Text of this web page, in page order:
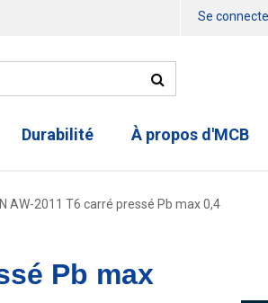
Se
Durabilité À propos d'MCB
AW-2011 T6 carré pressé Pb max 0,4
Pb max